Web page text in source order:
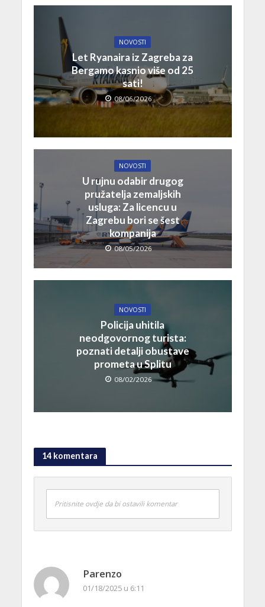
NOVOSTI
Let Ryanaira iz Zagreba za
Bergamo kasnio više od 25
sati!
08/06/2026
NOVOSTI
U rujnu odabir drugog
pružatelja zemaljskih
usluga: Za licencu u
Zagrebu bori se šest
kompanija
08/05/2026
NOVOSTI
Policija uhitila
neodgovornog turista:
poznati detalji obustave
prometa u Splitu
08/02/2026
14 komentara
Pritisnite ovdje da bi ostavili komentar
Parenzo
01/18/2025 u 6:11